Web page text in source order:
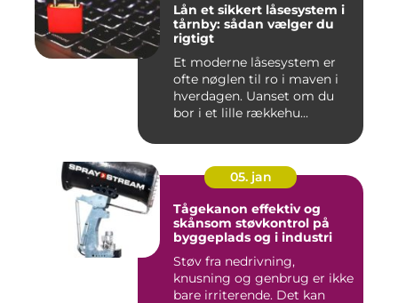
Lån et sikkert låsesystem i
tårnby: sådan vælger du
rigtigt
Et moderne låsesystem er
ofte nøglen til ro i maven i
hverdagen. Uanset om du
bor i et lille rækkehu...
05. jan
Tågekanon effektiv og
skånsom støvkontrol på
byggeplads og i industri
Støv fra nedrivning,
knusning og genbrug er ikke
bare irriterende. Det kan